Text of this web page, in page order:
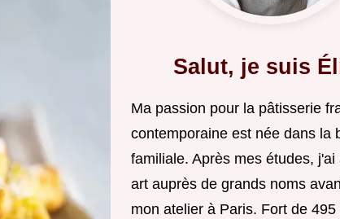
Salut, je suis
Ma passion pour la pâtisserie
contemporaine est née dans la
familiale. Après mes études, j'ai
art auprès de grands noms
mon atelier à Paris. Fort de 495